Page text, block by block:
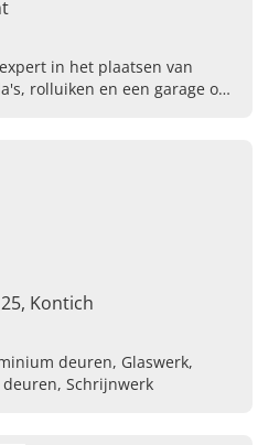
in het plaatsen van
rolluiken en een garage op
Kontich
deuren, Glaswerk,
Schrijnwerk